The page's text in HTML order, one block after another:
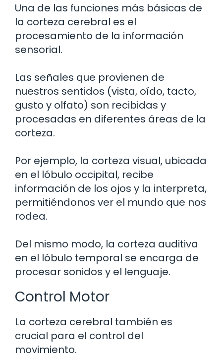
Una de las funciones más básicas de
la corteza cerebral es el
procesamiento de la información
sensorial.
Las señales que provienen de
nuestros sentidos (vista, oído, tacto,
gusto y olfato) son recibidas y
procesadas en diferentes áreas de la
corteza.
Por ejemplo, la corteza visual, ubicada
en el lóbulo occipital, recibe
información de los ojos y la interpreta,
permitiéndonos ver el mundo que nos
rodea.
Del mismo modo, la corteza auditiva
en el lóbulo temporal se encarga de
procesar sonidos y el lenguaje.
Control Motor
La corteza cerebral también es
crucial para el control del
movimiento.